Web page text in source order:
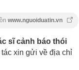
www.nguoiduatin.vn
sĩ cảnh báo thói
xin gửi về địa chỉ